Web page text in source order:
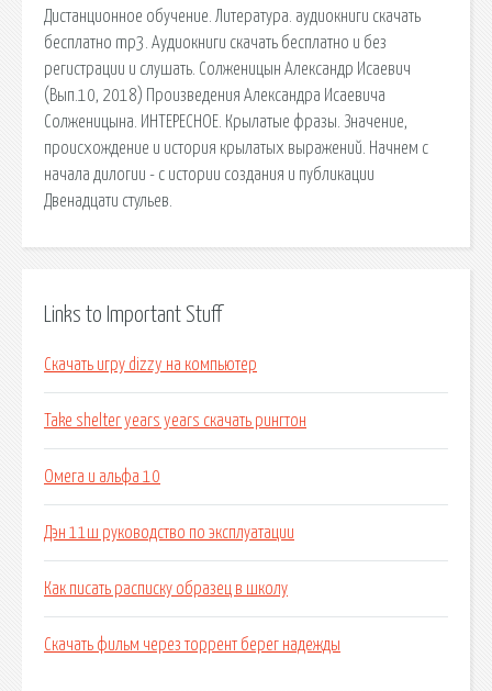
Дистанционное обучение. Литература. аудиокниги скачать
бесплатно mp3. Аудиокниги скачать бесплатно и без
регистрации и слушать. Солженицын Александр Исаевич
(Вып.10, 2018) Произведения Александра Исаевича
Солженицына. ИНТЕРЕСНОЕ. Крылатые фразы. Значение,
происхождение и история крылатых выражений. Начнем с
начала дилогии - с истории создания и публикации
Двенадцати стульев.
Links to Important Stuff
Скачать игру dizzy на компьютер
Take shelter years years скачать рингтон
Омега и альфа 10
Дэн 11ш руководство по эксплуатации
Как писать расписку образец в школу
Скачать фильм через торрент берег надежды